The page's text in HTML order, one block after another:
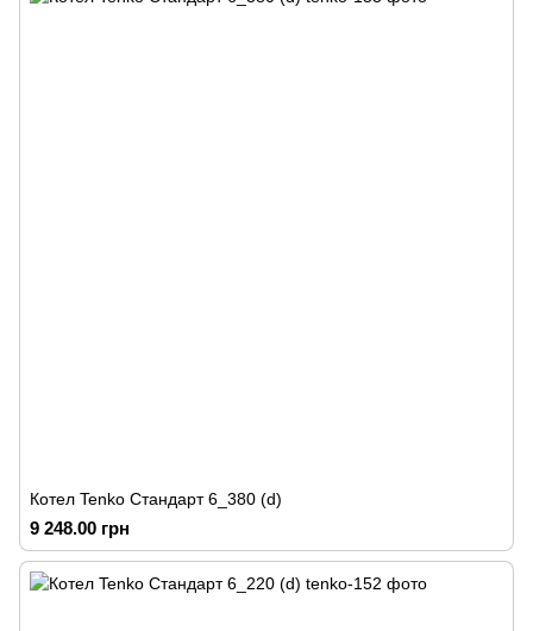
Котел Tenko Стандарт 6_380 (d)
9 248.00 грн